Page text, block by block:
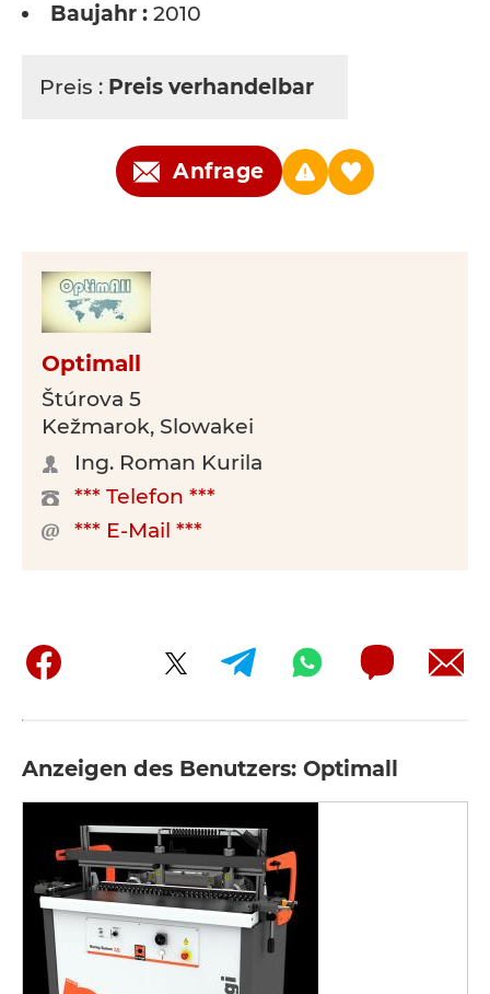
Baujahr : 2010
Preis : Preis verhandelbar
Anfrage
Optimall
Štúrova 5
Kežmarok, Slowakei
Ing. Roman Kurila
*** Telefon ***
*** E-Mail ***
Anzeigen des Benutzers: Optimall